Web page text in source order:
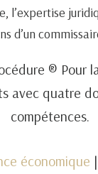
l’expertise
d’un
® Pour
avec quatre
compétences.
économique |